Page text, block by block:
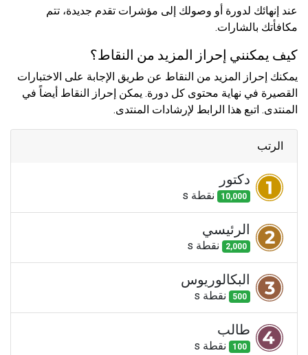
عند إنهائك لدورة أو وصولك إلى مؤشرات تقدم جديدة، تتم
مكافأتك بالشارات.
كيف يمكنني إحراز المزيد من النقاط؟
يمكنك إحراز المزيد من النقاط عن طريق الإجابة على الاختبارات
القصيرة في نهاية محتوى كل دورة. يمكن إحراز النقاط أيضاً في
المنتدى. اتبع هذا الرابط لإرشادات المنتدى.
الرتب
دكتور
10,000 نقطة s
الرئيسي
2,000 نقطة s
البكالوريوس
500 نقطة s
طالب
100 نقطة s